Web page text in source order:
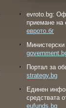
evroto.bg:
приемане на
еврото.бг
Портал за
strategy.bg
Eдинен
средствата
eufunds.bg